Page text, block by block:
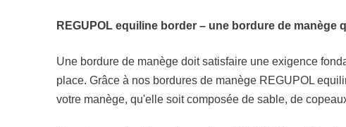
REGUPOL equiline border – une bordure de manège
Une bordure de manège doit satisfaire une exigence
place. Grâce à nos bordures de manège REGUPOL
votre manège, qu'elle soit composée de sable, de